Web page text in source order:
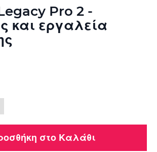
Pro 2 -
και εργαλεία
στο Καλάθι